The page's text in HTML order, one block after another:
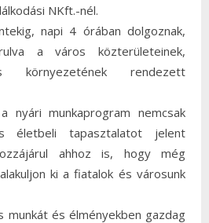
NKft.-nél.
napi 4 órában dolgoznak,
a város közterületeinek,
környezetének rendezett
nyári munkaprogram nemcsak
életbeli tapasztalatot jelent
ahhoz is, hogy még
ki a fiatalok és városunk
munkát és élményekben gazdag